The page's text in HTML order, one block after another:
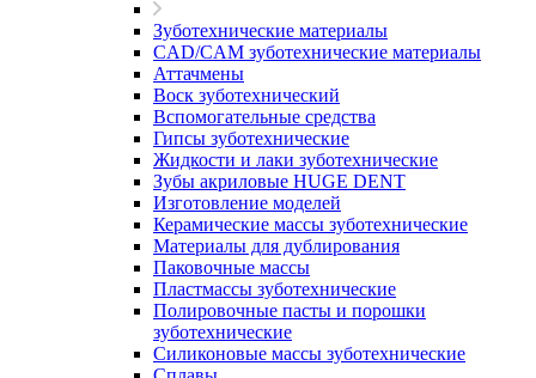
Зуботехнические материалы
CAD/CAM зуботехнические материалы
Аттачмены
Воск зуботехнический
Вспомогательные средства
Гипсы зуботехнические
Жидкости и лаки зуботехнические
Зубы акриловые HUGE DENT
Изготовление моделей
Керамические массы зуботехнические
Материалы для дублирования
Паковочные массы
Пластмассы зуботехнические
Полировочные пасты и порошки
зуботехнические
Силиконовые массы зуботехнические